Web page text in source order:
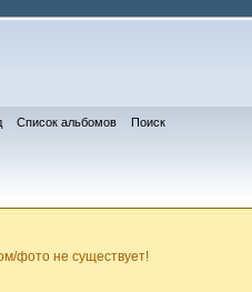
Список альбомов Поиск
фото не существует!